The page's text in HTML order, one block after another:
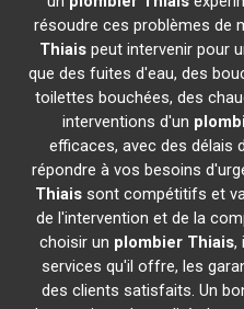
résoudre ces problèmes de
Thiais peut intervenir pour
que des fuites d'eau, des
toilettes bouchées, des
interventions d'un
efficaces, avec des délais
répondre à vos besoins
Thiais sont compétitifs et
de l'intervention et de la
choisir un plombier Thiais,
services qu'il offre, les
des clients satisfaits. Un